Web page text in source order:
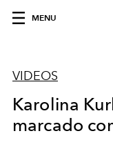
MENU
VIDEOS
Karolina
marcado